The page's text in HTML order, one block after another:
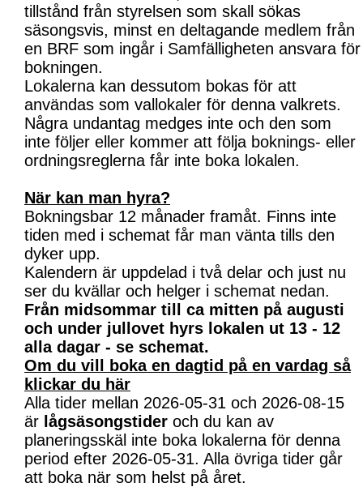
tillstånd från styrelsen som skall sökas
säsongsvis, minst en deltagande medlem från
en BRF som ingår i Samfälligheten ansvara för
bokningen.
Lokalerna kan dessutom bokas för att
användas som vallokaler för denna valkrets.
Några undantag medges inte och den som
inte följer eller kommer att följa boknings- eller
ordningsreglerna får inte boka lokalen.
När kan man hyra?
Bokningsbar 12 månader framåt. Finns inte
tiden med i schemat får man vänta tills den
dyker upp.
Kalendern är uppdelad i två delar och just nu
ser du kvällar och helger i schemat nedan.
Från midsommar till ca mitten på augusti
och under jullovet hyrs lokalen ut 13 - 12
alla dagar - se schemat.
Om du vill boka en dagtid på en vardag så
klickar du här
Alla tider mellan 2026-05-31 och 2026-08-15
är lågsäsongstider och du kan av
planeringsskäl inte boka lokalerna för denna
period efter 2026-05-31. Alla övriga tider går
att boka när som helst på året.